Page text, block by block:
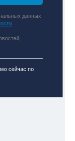
данных
сейчас по